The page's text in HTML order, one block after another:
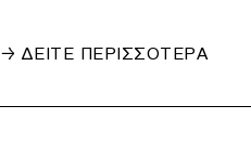
→ ΔΕΙΤΕ ΠΕΡΙΣΣΟΤΕΡΑ